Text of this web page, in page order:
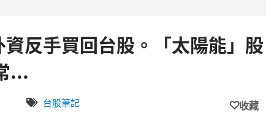
反手買回台股。「太陽能」股
...
台股筆記 收藏